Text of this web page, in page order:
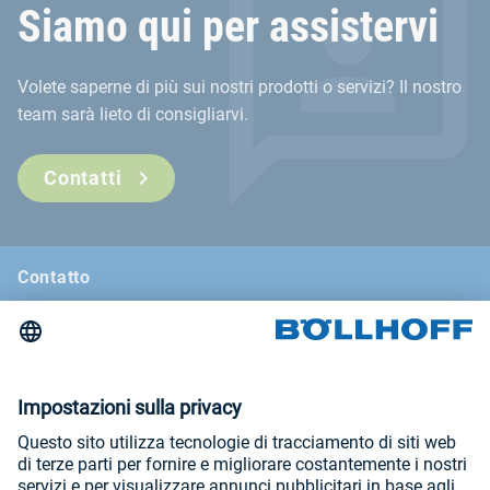
Siamo qui per assistervi
Volete saperne di più sui nostri prodotti o servizi? Il nostro
team sarà lieto di consigliarvi.
Contatti
Contatto
Notizie
Fiere e seminari
Informazioni legali